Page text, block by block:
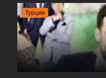
Турция